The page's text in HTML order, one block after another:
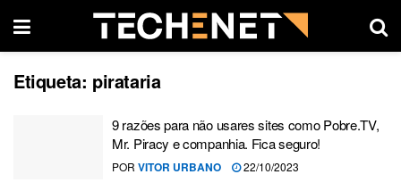
Etiqueta: pirataria
9 razões para não usares sites como Pobre.TV,
Mr. Piracy e companhia. Fica seguro!
POR VITOR URBANO 22/10/2023